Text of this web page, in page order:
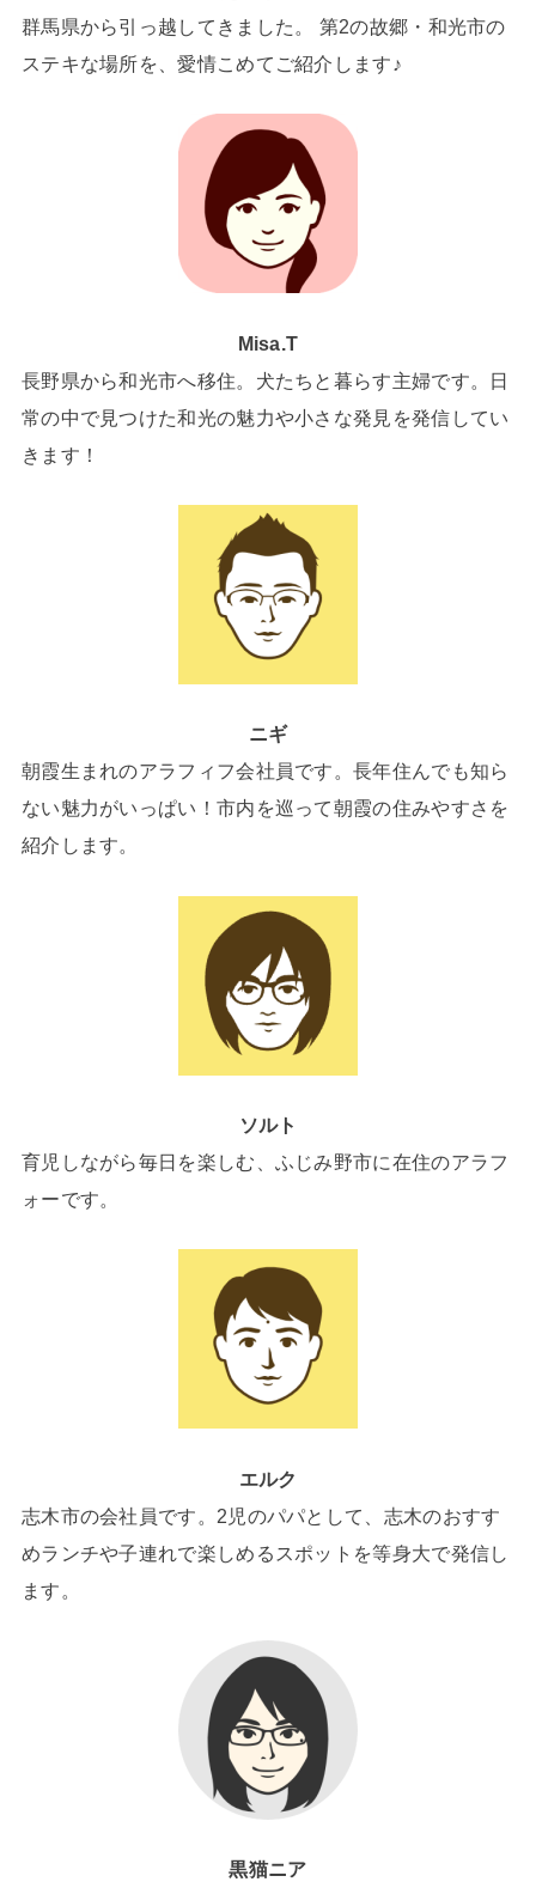
群馬県から引っ越してきました。 第2の故郷・和光市の
ステキな場所を、愛情こめてご紹介します♪
Misa.T
長野県から和光市へ移住。犬たちと暮らす主婦です。日
常の中で見つけた和光の魅力や小さな発見を発信してい
きます！
ニギ
朝霞生まれのアラフィフ会社員です。長年住んでも知ら
ない魅力がいっぱい！市内を巡って朝霞の住みやすさを
紹介します。
ソルト
育児しながら毎日を楽しむ、ふじみ野市に在住のアラフ
ォーです。
エルク
志木市の会社員です。2児のパパとして、志木のおすす
めランチや子連れで楽しめるスポットを等身大で発信し
ます。
黒猫ニア